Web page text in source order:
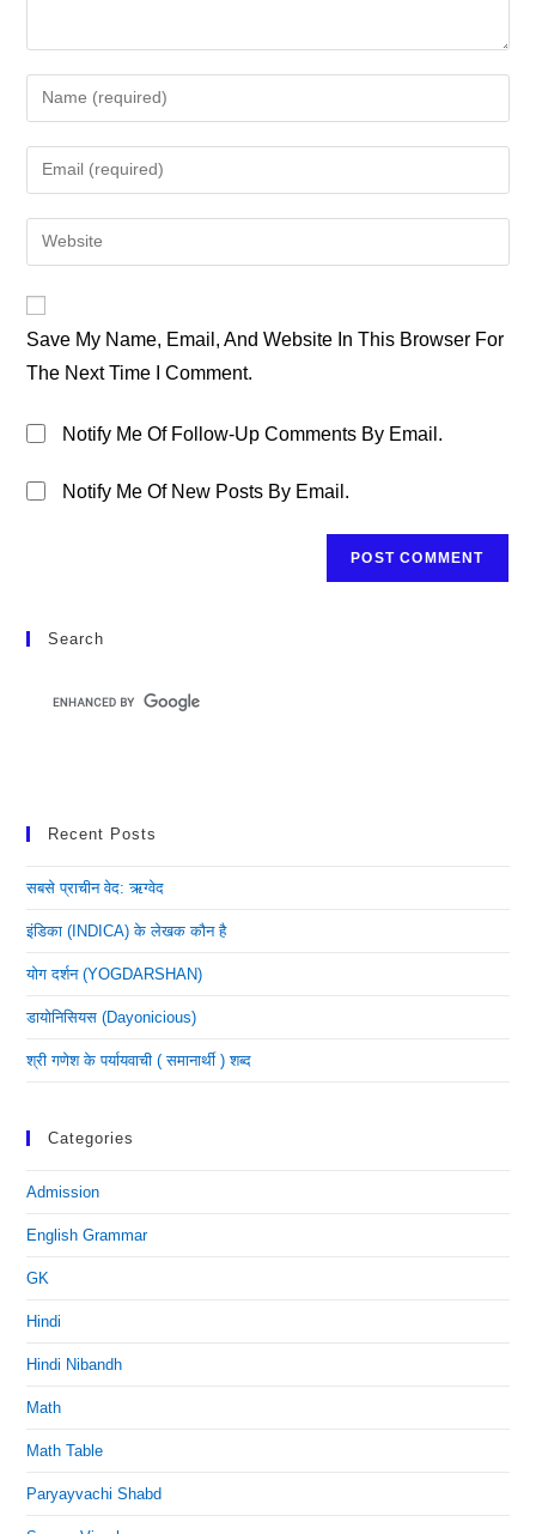
Enter
Your
Name
Or
To
Comment
Enter
Your
Email
Address
Enter
Your
URL
(optional)
Save My Name, Email, And Website In This Browser For
The Next Time I Comment.
Notify Me Of Follow-Up Comments By Email.
Notify Me Of New Posts By Email.
Search
Recent Posts
सबसे प्राचीन वेद: ऋग्वेद
इंडिका (INDICA) के लेखक कौन है
योग दर्शन (YOGDARSHAN)
डायोनिसियस (dayonicious)
श्री गणेश के पर्यायवाची ( समानार्थी ) शब्द
Categories
Admission
English Grammar
GK
Hindi
Hindi Nibandh
Math
Math Table
Paryayvachi Shabd